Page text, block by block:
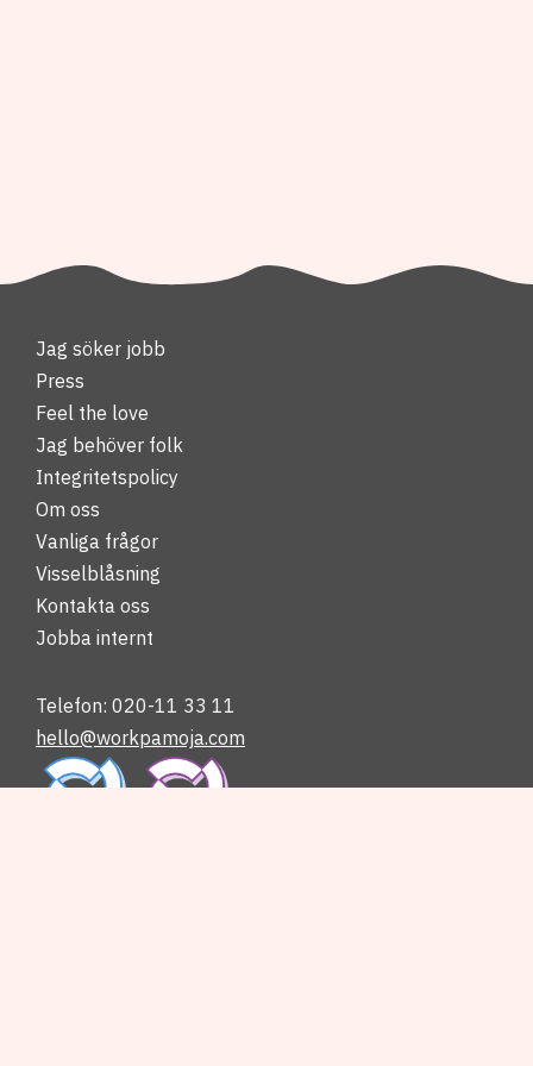
Jag söker jobb
Press
Feel the love
Jag behöver folk
Integritetspolicy
Om oss
Vanliga frågor
Visselblåsning
Kontakta oss
Jobba internt
Telefon: 020-11 33 11
hello@workpamoja.com